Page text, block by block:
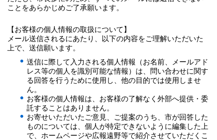
ことをあらかじめご了承願います。
【お客様の個人情報の取扱について】
メール送信されるにあたり、以下の内容をご理解いただいた
上で、送信願います。
送信に際して入力される個人情報（お名前、メールアド
レス等の個人を識別可能な情報）は、問い合わせに関す
る回答を行うために使用し、他の目的では使用しませ
ん。
お客様の個人情報は、お客様の了解なく外部へ提供・委
託することはありません。
お寄せいただいたご意見、ご提案のうち、市が回答した
ものについては、個人が特定できないように編集した上
で、ホームページや広報遠野等で紹介させていただくこ